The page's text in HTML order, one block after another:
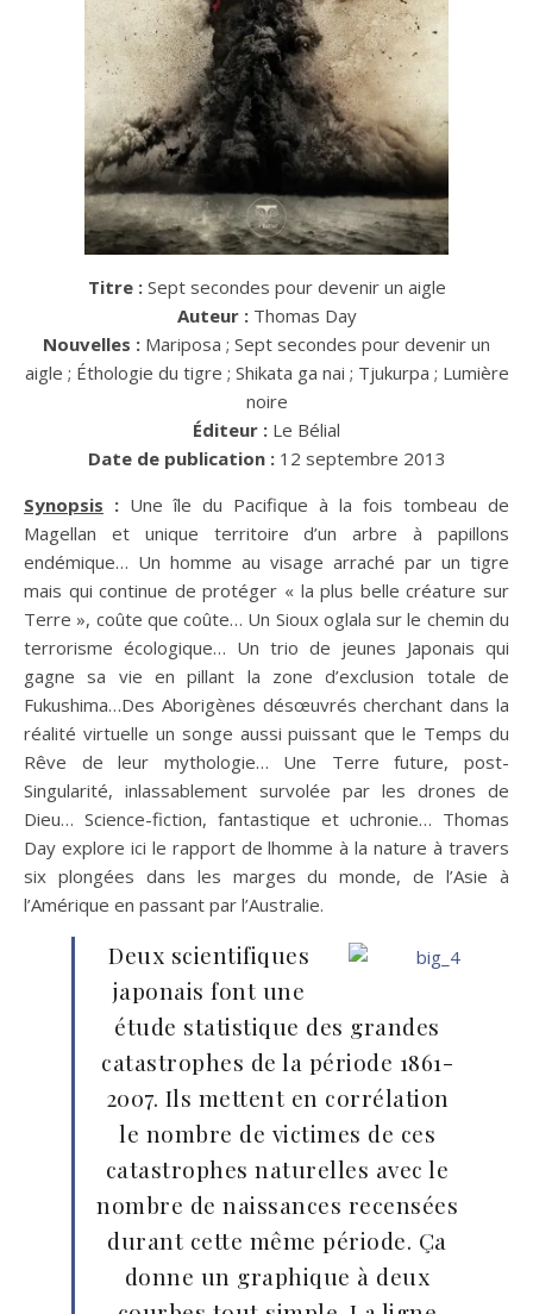
Titre : Sept secondes pour devenir un aigle
Auteur : Thomas Day
Nouvelles : Mariposa ; Sept secondes pour devenir un
aigle ; Éthologie du tigre ; Shikata ga nai ; Tjukurpa ; Lumière
noire
Éditeur : Le Bélial
Date de publication : 12 septembre 2013
Synopsis : Une île du Pacifique à la fois tombeau de
Magellan et unique territoire d’un arbre à papillons
endémique… Un homme au visage arraché par un tigre
mais qui continue de protéger « la plus belle créature sur
Terre », coûte que coûte… Un Sioux oglala sur le chemin du
terrorisme écologique… Un trio de jeunes Japonais qui
gagne sa vie en pillant la zone d’exclusion totale de
Fukushima…Des Aborigènes désœuvrés cherchant dans la
réalité virtuelle un songe aussi puissant que le Temps du
Rêve de leur mythologie… Une Terre future, post-
Singularité, inlassablement survolée par les drones de
Dieu… Science-fiction, fantastique et uchronie… Thomas
Day explore ici le rapport de lhomme à la nature à travers
six plongées dans les marges du monde, de l’Asie à
l’Amérique en passant par l’Australie.
Deux scientifiques
japonais font une
étude statistique des grandes
catastrophes de la période 1861-
2007. Ils mettent en corrélation
le nombre de victimes de ces
catastrophes naturelles avec le
nombre de naissances recensées
durant cette même période. Ça
donne un graphique à deux